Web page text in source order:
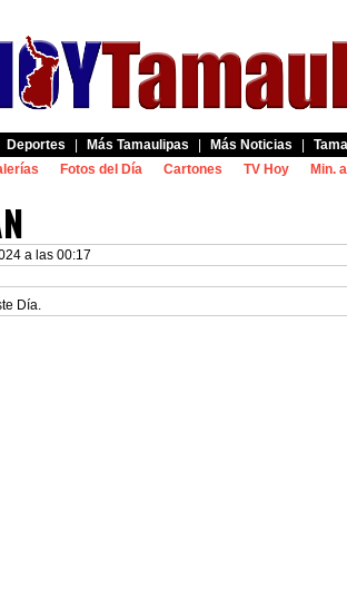
Deportes Más Tamaulipas Más Noticias
Fotos del Día Cartones TV Hoy Min.
a las 00:17
Día.